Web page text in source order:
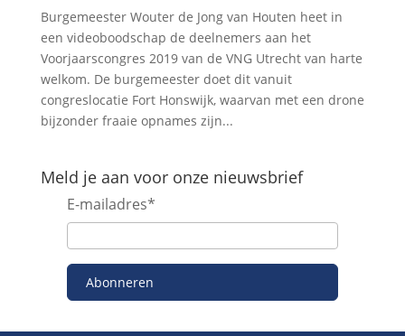
Burgemeester Wouter de Jong van Houten heet in
een videoboodschap de deelnemers aan het
Voorjaarscongres 2019 van de VNG Utrecht van harte
welkom. De burgemeester doet dit vanuit
congreslocatie Fort Honswijk, waarvan met een drone
bijzonder fraaie opnames zijn...
Meld je aan voor onze nieuwsbrief
E-mailadres*
Abonneren